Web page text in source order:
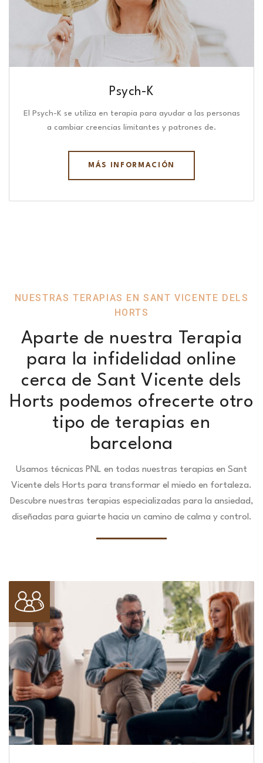
Psych-K
El Psych-K se utiliza en terapia para ayudar a las personas
a cambiar creencias limitantes y patrones de.
MÁS INFORMACIÓN
NUESTRAS TERAPIAS EN SANT VICENTE DELS
HORTS
Aparte de nuestra Terapia
para la infidelidad online
cerca de Sant Vicente dels
Horts podemos ofrecerte otro
tipo de terapias en
barcelona
Usamos técnicas PNL en todas nuestras terapias en Sant
Vicente dels Horts para transformar el miedo en fortaleza.
Descubre nuestras terapias especializadas para la ansiedad,
diseñadas para guiarte hacia un camino de calma y control.